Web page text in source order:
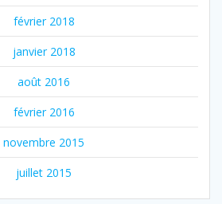
février 2018
janvier 2018
août 2016
février 2016
novembre 2015
juillet 2015